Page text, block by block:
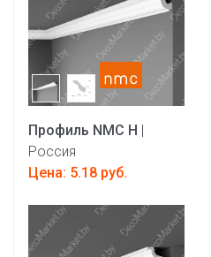
Профиль NMC H |
Россия
Цена: 5.18 руб.